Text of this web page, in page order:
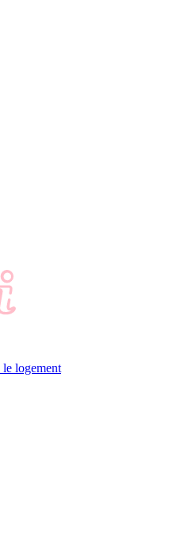
logement